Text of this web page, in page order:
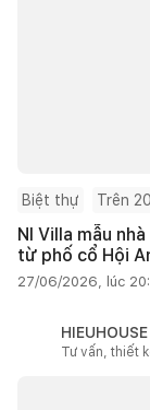
Biệt thự Trên
NI Villa mẫu
từ phố cổ Hội
27/06/2026, lúc
HIEUHOUSE
Tư vấn, thiết